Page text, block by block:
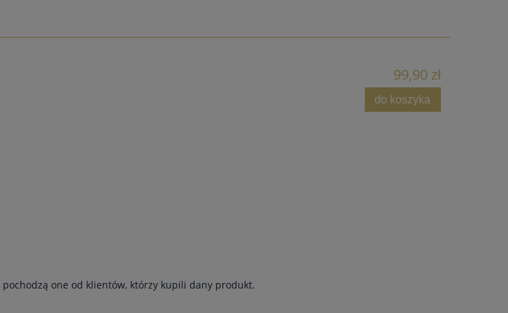
99,90 zł
do koszyka
one od klientów, którzy kupili dany produkt.